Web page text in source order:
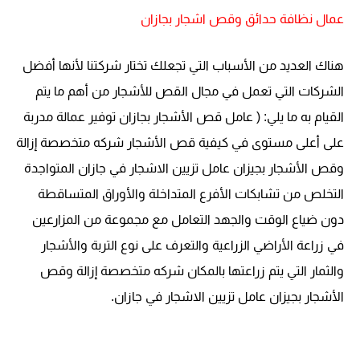
عمال نظافة حدائق وقص اشجار بجازان
هناك العديد من الأسباب التي تجعلك تختار شركتنا لأنها أفضل
الشركات التي تعمل في مجال القص للأشجار من أهم ما يتم
القيام به ما يلي: ( عامل قص الأشجار بجازان توفير عمالة مدربة
على أعلى مستوى في كيفية قص الأشجار شركه متخصصة إزالة
وقص الأشجار بجيزان عامل تزيين الاشجار في جازان المتواجدة
التخلص من تشابكات الأفرع المتداخلة والأوراق المتساقطة
دون ضياع الوقت والجهد التعامل مع مجموعة من المزارعين
في زراعة الأراضي الزراعية والتعرف على نوع التربة والأشجار
والثمار التي يتم زراعتها بالمكان شركه متخصصة إزالة وقص
الأشجار بجيزان عامل تزيين الاشجار في جازان.